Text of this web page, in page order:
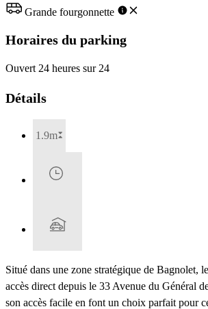
Grande fourgonnette
Horaires du parking
Ouvert 24 heures sur 24
Détails
1.9m
Situé dans une zone stratégique de Bagnolet, le
accès direct depuis le 33 Avenue du Général
son accès facile en font un choix parfait pour